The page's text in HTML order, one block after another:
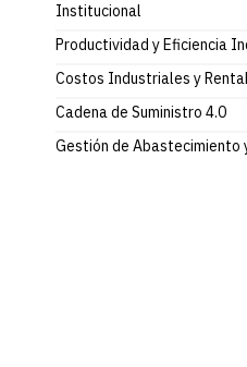
Institucional
Productividad y Eficiencia
Costos Industriales y
Cadena de Suministro 4.0
Gestión de Abastecimiento